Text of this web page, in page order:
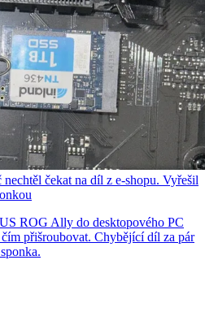
nechtěl čekat na díl z e-shopu. Vyřešil
ROG Ally do desktopového PC
přišroubovat. Chybějící díl za pár